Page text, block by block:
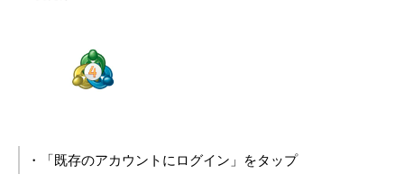
・「既存のアカウントにログイン」をタップ